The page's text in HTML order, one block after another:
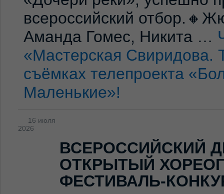
всероссийский
Аманда Гомес, Никита …
«Мастерская Свиридова.
съёмках телепроекта
Маленькие»!
16 июля
2026
ВСЕРОССИЙСКИЙ
ОТКРЫТЫЙ
ФЕСТИВАЛЬ-